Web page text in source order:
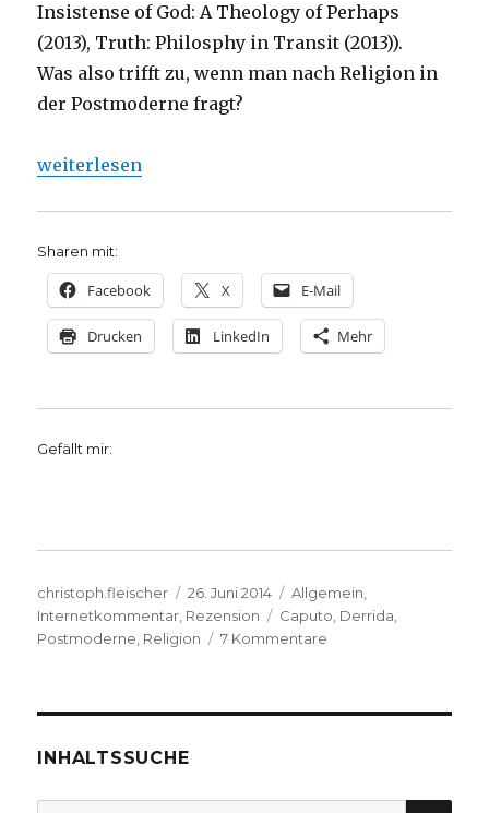
Insistense of God: A Theology of Perhaps
(2013), Truth: Philosphy in Transit (2013)).
Was also trifft zu, wenn man nach Religion in
der Postmoderne fragt?
„„Schwache Theologie“, Notiz zu einem Interview
weiterlesen
Sharen mit:
Facebook X E-Mail
Drucken LinkedIn Mehr
Gefällt mir:
Autor
christoph.fleischer
Veröffentlicht
am
26. Juni 2014 Kategorien
Allgemein
Internetkommentar Rezension Schlagwörter
Caputo Derrida
Postmoderne Religion 7 Kommentare
mit
INHALTSSUCHE